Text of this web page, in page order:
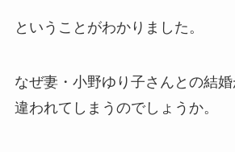
ということがわかりました。
なぜ妻・小野ゆり子さんとの結
違われてしまうのでしょうか。